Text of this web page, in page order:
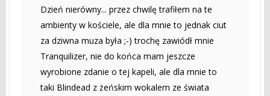
Dzień nierówny... przez chwilę trafiłem na te
ambienty w kościele, ale dla mnie to jednak ciut
za dziwna muza była ;-) trochę zawiódł mnie
Tranquilizer, nie do końca mam jeszcze
wyrobione zdanie o tej kapeli, ale dla mnie to
taki Blindead z żeńskim wokalem ze świata